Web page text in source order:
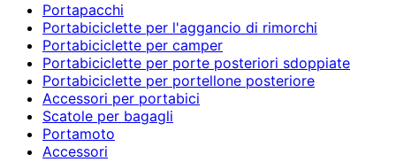
Portapacchi
Portabiciclette per l'aggancio di rimorchi
Portabiciclette per camper
Portabiciclette per porte posteriori sdoppiate
Portabiciclette per portellone posteriore
Accessori per portabici
Scatole per bagagli
Portamoto
Accessori